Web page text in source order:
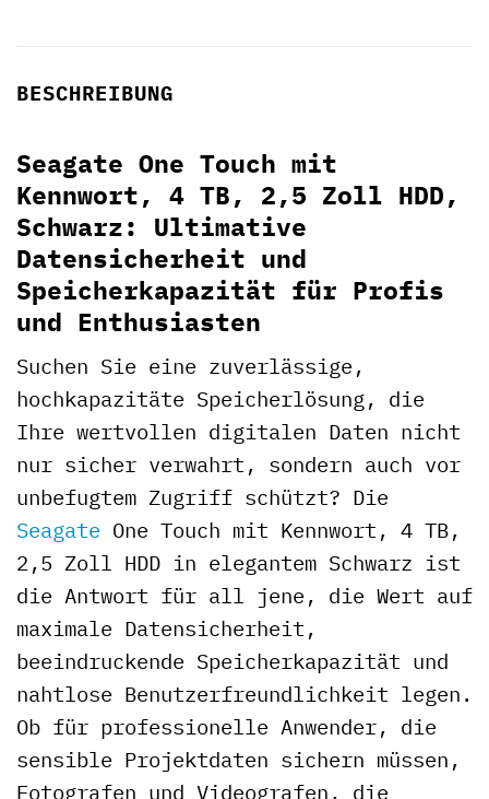
BESCHREIBUNG
Seagate One Touch mit
Kennwort, 4 TB, 2,5 Zoll HDD,
Schwarz: Ultimative
Datensicherheit und
Speicherkapazität für Profis
und Enthusiasten
Suchen Sie eine zuverlässige,
hochkapazitäte Speicherlösung, die
Ihre wertvollen digitalen Daten nicht
nur sicher verwahrt, sondern auch vor
unbefugtem Zugriff schützt? Die
Seagate One Touch mit Kennwort, 4 TB,
2,5 Zoll HDD in elegantem Schwarz ist
die Antwort für all jene, die Wert auf
maximale Datensicherheit,
beeindruckende Speicherkapazität und
nahtlose Benutzerfreundlichkeit legen.
Ob für professionelle Anwender, die
sensible Projektdaten sichern müssen,
Fotografen und Videografen, die